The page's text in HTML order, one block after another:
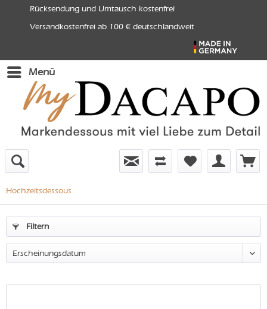
Rücksendung und Umtausch kostenfrei
Versandkostenfrei ab 100 € deutschlandweit
Menü
Hochzeitsdessous
Filtern